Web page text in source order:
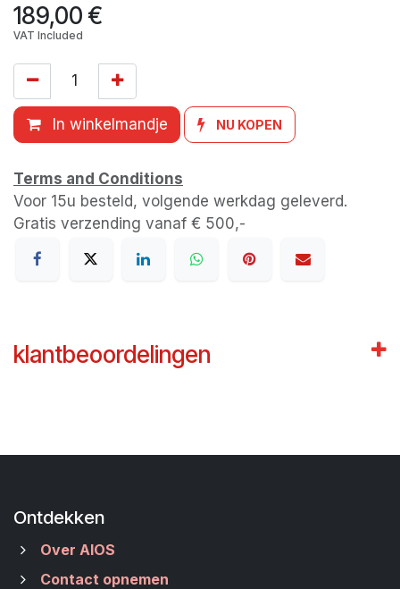
189,00€
VAT Included
In winkelmandje NU KOPEN
Terms and Conditions
Voor 15u besteld, volgende werkdag geleverd.
Gratis verzending vanaf € 500,-
klantbeoordelingen
Ontdekken
Over AIOS
Contact opnemen